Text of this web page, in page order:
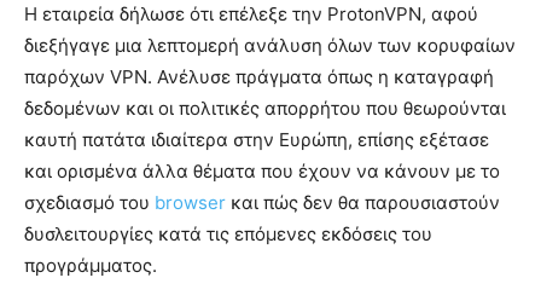
Η εταιρεία δήλωσε ότι επέλεξε την ProtonVPN, αφού
διεξήγαγε μια λεπτομερή ανάλυση όλων των κορυφαίων
παρόχων VPN. Ανέλυσε πράγματα όπως η καταγραφή
δεδομένων και οι πολιτικές απορρήτου που θεωρούνται
καυτή πατάτα ιδιαίτερα στην Ευρώπη, επίσης εξέτασε
και ορισμένα άλλα θέματα που έχουν να κάνουν με το
σχεδιασμό του browser και πώς δεν θα παρουσιαστούν
δυσλειτουργίες κατά τις επόμενες εκδόσεις του
προγράμματος.